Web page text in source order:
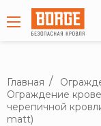
Главная
Ограждение
черепичной
matt)